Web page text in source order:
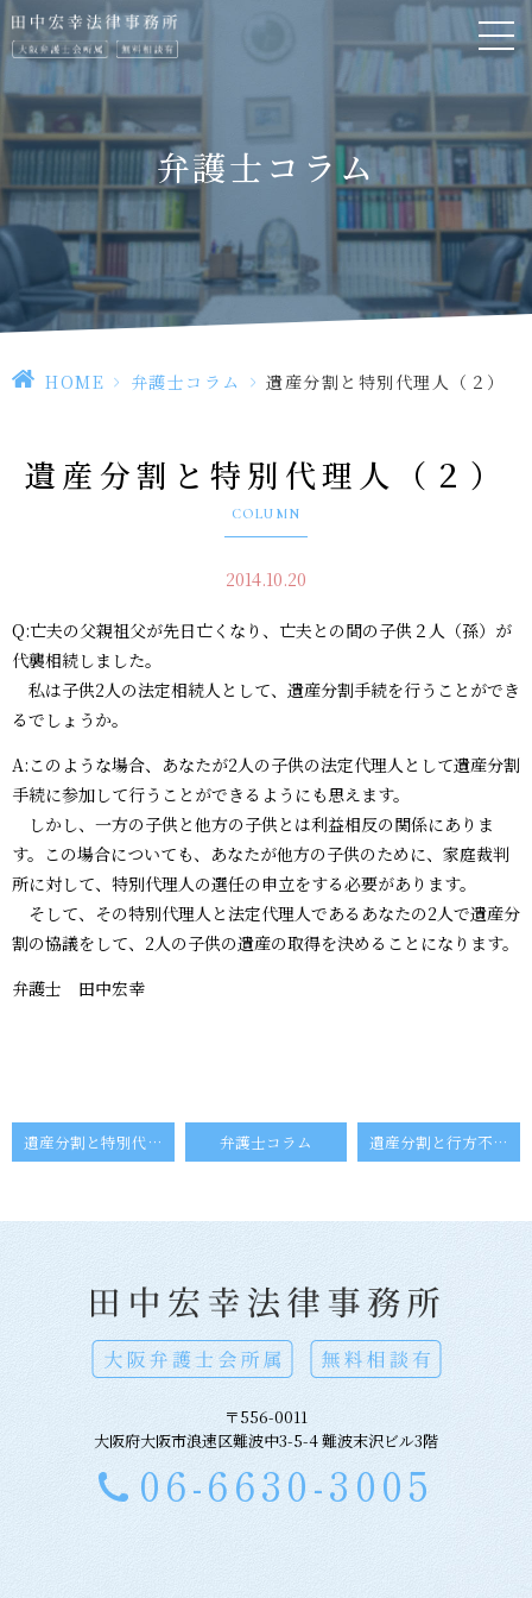
弁護士コラム
HOME > 弁護士コラム > 遺産分割と特別代理人（２）
遺産分割と特別代理人（２）
COLUMN
2014.10.20
Q:亡夫の父親祖父が先日亡くなり、亡夫との間の子供２人（孫）が
代襲相続しました。
私は子供2人の法定相続人として、遺産分割手続を行うことができ
るでしょうか。
A:このような場合、あなたが2人の子供の法定代理人として遺産分割
手続に参加して行うことができるようにも思えます。
しかし、一方の子供と他方の子供とは利益相反の関係にありま
す。この場合についても、あなたが他方の子供のために、家庭裁判
所に対して、特別代理人の選任の申立をする必要があります。
そして、その特別代理人と法定代理人であるあなたの2人で遺産分
割の協議をして、2人の子供の遺産の取得を決めることになります。
弁護士 田中宏幸
遺産分割と特別代理人⑴ 弁護士コラム 遺産分割と行方不明者
〒556-0011
大阪府大阪市浪速区難波中3-5-4 難波末沢ビル3階
06-6630-3005